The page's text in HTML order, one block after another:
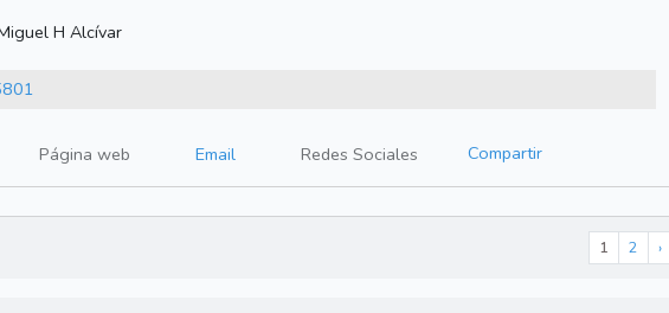
H Alcívar
Página web Email Redes Sociales Compartir
1 2 ›